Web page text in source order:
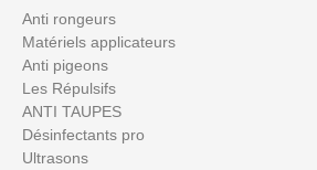
Anti rongeurs
Matériels applicateurs
Anti pigeons
Les Répulsifs
ANTI TAUPES
Désinfectants pro
Ultrasons